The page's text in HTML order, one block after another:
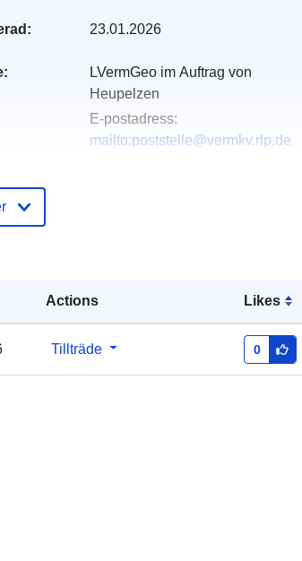
Actions Likes
Tillträde 0
23.01.2026
LVermGeo im Auftrag von
Heupelzen
E-postadress:
mailto:poststelle@vermkv.rlp.de
Koordinater:
7.62247, 50.7246 ], [ 7.62247,
50.7217 ], [ 7.61918, 50.7217 ], [